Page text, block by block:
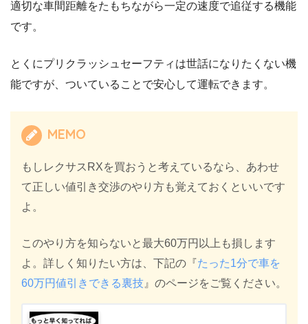
適切な車間距離をたもちながら一定の速度で追従する機能
です。
とくにプリクラッシュセーフティは世話になりたくない機
能ですが、ついていることで安心して運転できます。
MEMO
もしレクサスRXを買おうと考えているなら、あわせ
て正しい値引き交渉のやり方も覚えておくといいです
よ。
このやり方を知らないと最大60万円以上も損します
よ。詳しく知りたい方は、下記の『たった1分で車を
60万円値引きできる裏技 』のページをご覧ください。